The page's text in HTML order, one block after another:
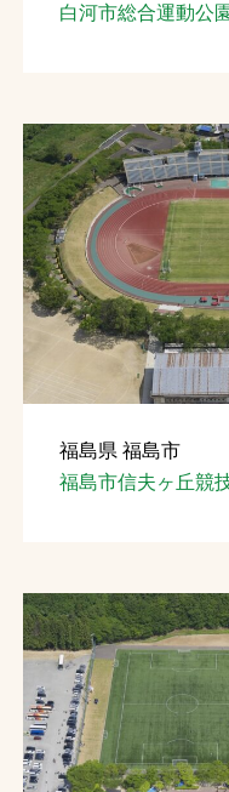
白河市総合運動公
福島県 福島市
福島市信夫ヶ丘競